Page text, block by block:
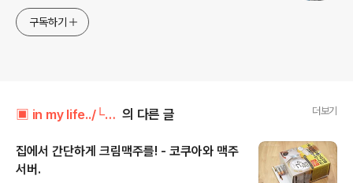
구독하기
▣ in my life../└ 만물지름상 의 다른 글 더보기
집에서 간단하게 크림맥주를! - 코쿠아와 맥주
서버.